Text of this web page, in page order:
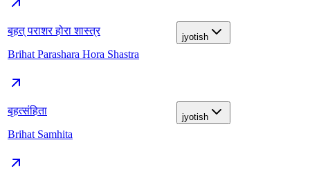
बृहत् पराशर होरा शास्त्र
Brihat Parashara Hora Shastra
jyotish
बृहत्संहिता
Brihat Samhita
jyotish